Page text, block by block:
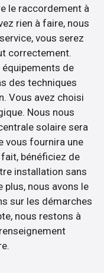
le raccordement à
rien à faire, nous
vous serez
correctement.
de
des techniques
Vous avez choisi
Nous nous
solaire sera
vous fournira une
bénéficiez de
installation sans
plus, nous avons le
sur les démarches
nous restons à